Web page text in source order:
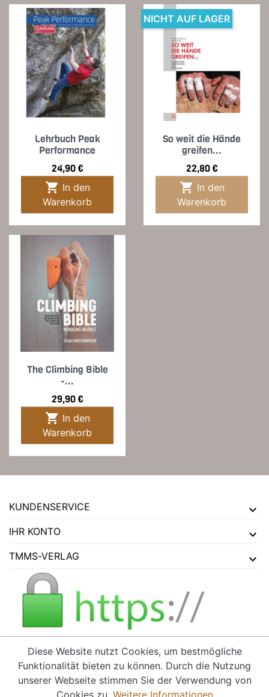
Lehrbuch Peak
Performance
Preis
24,90 €

Warenkorb
So weit die Hände
greifen...
Preis
22,80 €

Warenkorb
NICHT AUF LAGER
The Climbing Bible
-...
Preis
29,90 €

Warenkorb
KUNDENSERVICE
IHR KONTO
TMMS-VERLAG
VERTRAG WIDERRUFEN
Diese Website nutzt Cookies, um bestmögliche
Funktionalität bieten zu können. Durch die Nutzung
unserer Webseite stimmen Sie der Verwendung von
Cookies zu. Weitere Informationen